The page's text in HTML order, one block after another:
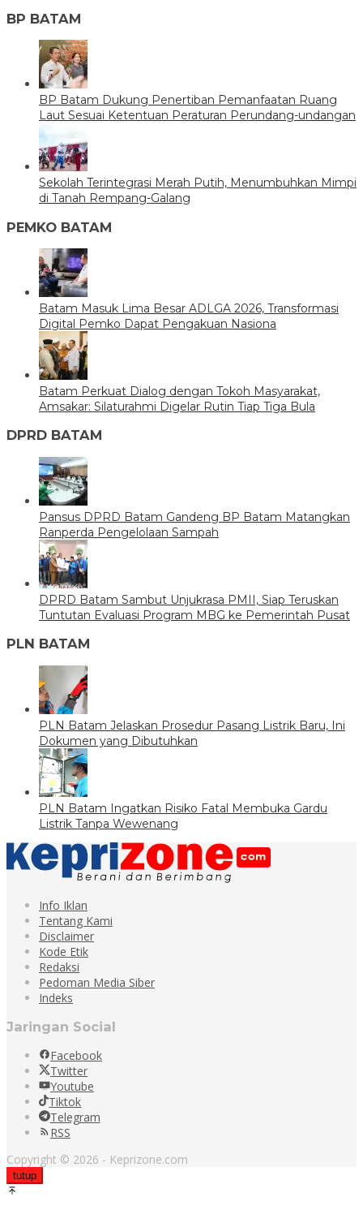
BP BATAM
BP Batam Dukung Penertiban Pemanfaatan Ruang
Laut Sesuai Ketentuan Peraturan Perundang-undangan
Sekolah Terintegrasi Merah Putih, Menumbuhkan Mimpi
di Tanah Rempang-Galang
PEMKO BATAM
Batam Masuk Lima Besar ADLGA 2026, Transformasi
Digital Pemko Dapat Pengakuan Nasiona
Batam Perkuat Dialog dengan Tokoh Masyarakat,
Amsakar: Silaturahmi Digelar Rutin Tiap Tiga Bula
DPRD BATAM
Pansus DPRD Batam Gandeng BP Batam Matangkan
Ranperda Pengelolaan Sampah
DPRD Batam Sambut Unjukrasa PMII, Siap Teruskan
Tuntutan Evaluasi Program MBG ke Pemerintah Pusat
PLN BATAM
PLN Batam Jelaskan Prosedur Pasang Listrik Baru, Ini
Dokumen yang Dibutuhkan
PLN Batam Ingatkan Risiko Fatal Membuka Gardu
Listrik Tanpa Wewenang
Info Iklan
Tentang Kami
Disclaimer
Kode Etik
Redaksi
Pedoman Media Siber
Indeks
Jaringan Social
Facebook
Twitter
Youtube
Tiktok
Telegram
RSS
Copyright © 2026 - Keprizone.com
tutup